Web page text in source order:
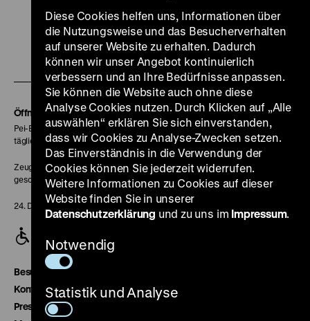
Zu
unserer
Instagram
Seite
Zu
unserer
YouTube
Seite
Zu
unserer
Facebook
Seite
Zu
unserer
LinkedIn
Seite
Zu
Seite
Zu
unserer
Soundcloud
Seite
Öffnungszeiten
Pei-Bau:
täglich 10-18 Uhr
Zeughaus:
geschlossen
24. Dezember geschlossen
Besucherservice
Kontakt
Presse
Diese Cookies helfen uns, Informationen über
die Nutzungsweise und das Besucherverhalten
auf unserer Website zu erhalten. Dadurch
können wir unser Angebot kontinuierlich
verbessern und an Ihre Bedürfnisse anpassen.
Sie können die Website auch ohne diese
Analyse Cookies nutzen. Durch Klicken auf „Alle
auswählen“ erklären Sie sich einverstanden,
dass wir Cookies zu Analyse-Zwecken setzen.
Das Einverständnis in die Verwendung der
Cookies können Sie jederzeit widerrufen.
Weitere Informationen zu Cookies auf dieser
Website finden Sie in unserer
Datenschutzerklärung und zu uns im Impressum.
Notwendig
Statistik und Analyse